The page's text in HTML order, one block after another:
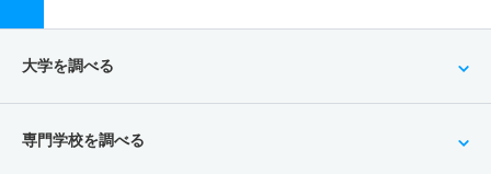
大学を調べる
専門学校を調べる